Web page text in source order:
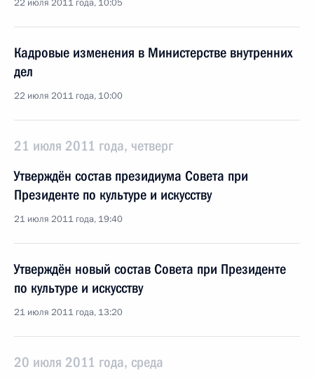
22 июля 2011 года, 10:05
Кадровые изменения в Министерстве внутренних
дел
22 июля 2011 года, 10:00
21 июля 2011 года, четверг
Утверждён состав президиума Совета при
Президенте по культуре и искусству
21 июля 2011 года, 19:40
Утверждён новый состав Совета при Президенте
по культуре и искусству
21 июля 2011 года, 13:20
20 июля 2011 года, среда